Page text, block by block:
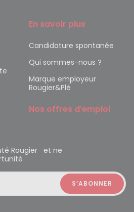
En savoir plus
Candidature spontanée
Qui sommes-nous ?
Marque employeur
Rougier&Plé
Nos offres d’emploi
Rougier et ne